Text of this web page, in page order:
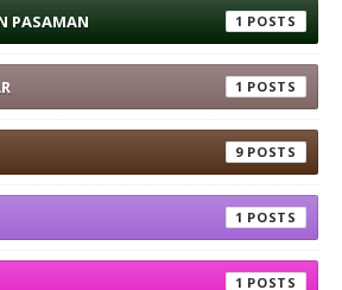
PASAMAN 1
1
9
1
1